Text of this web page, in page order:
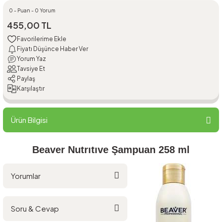
0 - Puan - 0 Yorum
455,00 TL
Fiyatı Düşünce Haber Ver
Yorum Yaz
Tavsiye Et
Paylaş
Karşılaştır
Ürün Bilgisi
Beaver Nutrıtıve Şampuan 258 ml
Yorumlar
Soru & Cevap